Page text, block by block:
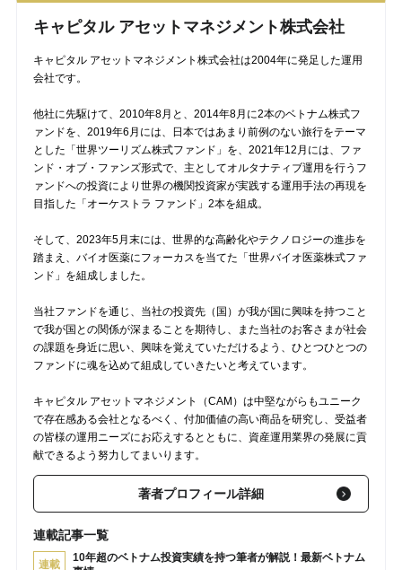
キャピタル アセットマネジメント株式会社
キャピタル アセットマネジメント株式会社は2004年に発足した運用
会社です。
他社に先駆けて、2010年8月と、2014年8月に2本のベトナム株式フ
ァンドを、2019年6月には、日本ではあまり前例のない旅行をテーマ
とした「世界ツーリズム株式ファンド」を、2021年12月には、ファ
ンド・オブ・ファンズ形式で、主としてオルタナティブ運用を行うフ
ァンドへの投資により世界の機関投資家が実践する運用手法の再現を
目指した「オーケストラ ファンド」2本を組成。
そして、2023年5月末には、世界的な高齢化やテクノロジーの進歩を
踏まえ、バイオ医薬にフォーカスを当てた「世界バイオ医薬株式ファ
ンド」を組成しました。
当社ファンドを通じ、当社の投資先（国）が我が国に興味を持つこと
で我が国との関係が深まることを期待し、また当社のお客さまが社会
の課題を身近に思い、興味を覚えていただけるよう、ひとつひとつの
ファンドに魂を込めて組成していきたいと考えています。
キャピタル アセットマネジメント（CAM）は中堅ながらもユニーク
で存在感ある会社となるべく、付加価値の高い商品を研究し、受益者
の皆様の運用ニーズにお応えするとともに、資産運用業界の発展に貢
献できるよう努力してまいります。
著者プロフィール詳細
連載記事一覧
連載
10年超のベトナム投資実績を持つ筆者が解説！最新ベトナム